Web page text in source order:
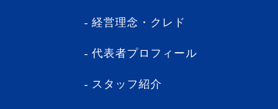
・2023年8月(13記事)
・2023年7月(9記事)
・2023年6月(1記事)
経営理念・クレド
代表者プロフィール
スタッフ紹介